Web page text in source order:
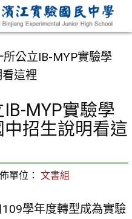
所公立IB-MYP實驗學
這裡
MYP實驗學
招生說明看這
單位： 文書組
學年度轉型成為實驗